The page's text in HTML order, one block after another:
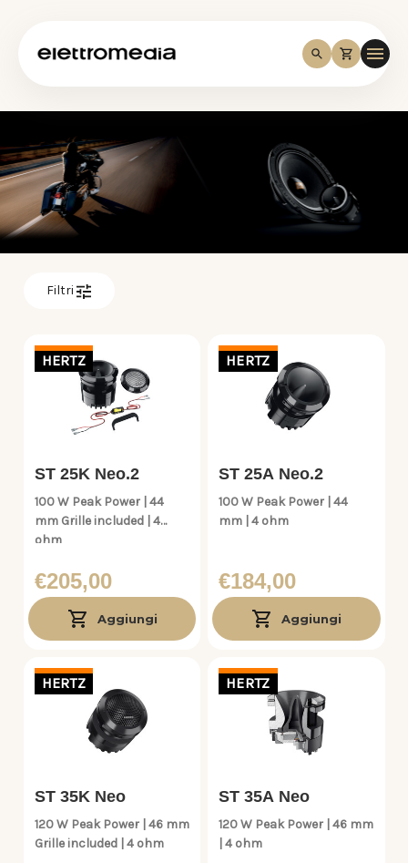
Filtri
HERTZ
ST 25K Neo.2
100 W Peak Power | 44
mm Grille included | 4
ohm
€205,00
Aggiungi
HERTZ
ST 25A Neo.2
100 W Peak Power | 44
mm | 4 ohm
€184,00
Aggiungi
HERTZ
ST 35K Neo
120 W Peak Power | 46 mm
Grille included | 4 ohm
HERTZ
ST 35A Neo
120 W Peak Power | 46 mm
| 4 ohm